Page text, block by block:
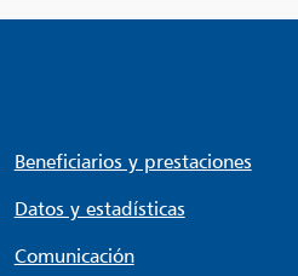
Beneficiarios y prestaciones
Datos y estadísticas
Comunicación